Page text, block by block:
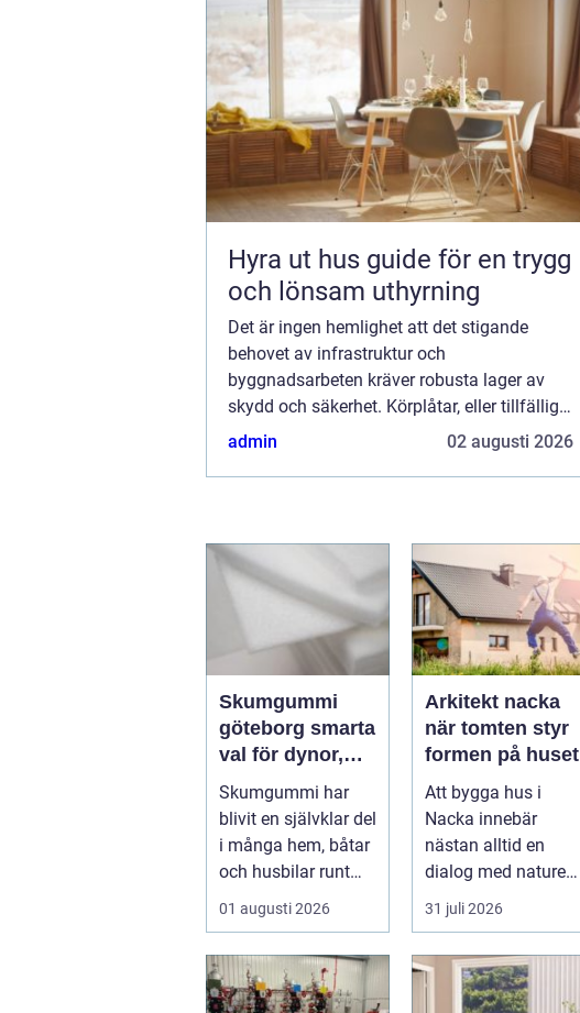
Hyra ut hus guide för en trygg
och lönsam uthyrning
Det är ingen hemlighet att det stigande
behovet av infrastruktur och
byggnadsarbeten kräver robusta lager av
skydd och säkerhet. Körplåtar, eller tillfälliga
vägplattor som de också kallas, spelar en
admin 02 augusti 2026
Skumgummi
göteborg smarta
val för dynor,
möbler och
speciallösningar
Skumgummi har
blivit en självklar del
i många hem, båtar
och husbilar runt
om i landet. I
01 augusti 2026
Arkitekt nacka
när tomten styr
formen på huset
Att bygga hus i
Nacka innebär
nästan alltid en
dialog med naturen.
Berg i dagen, tallar,
31 juli 2026